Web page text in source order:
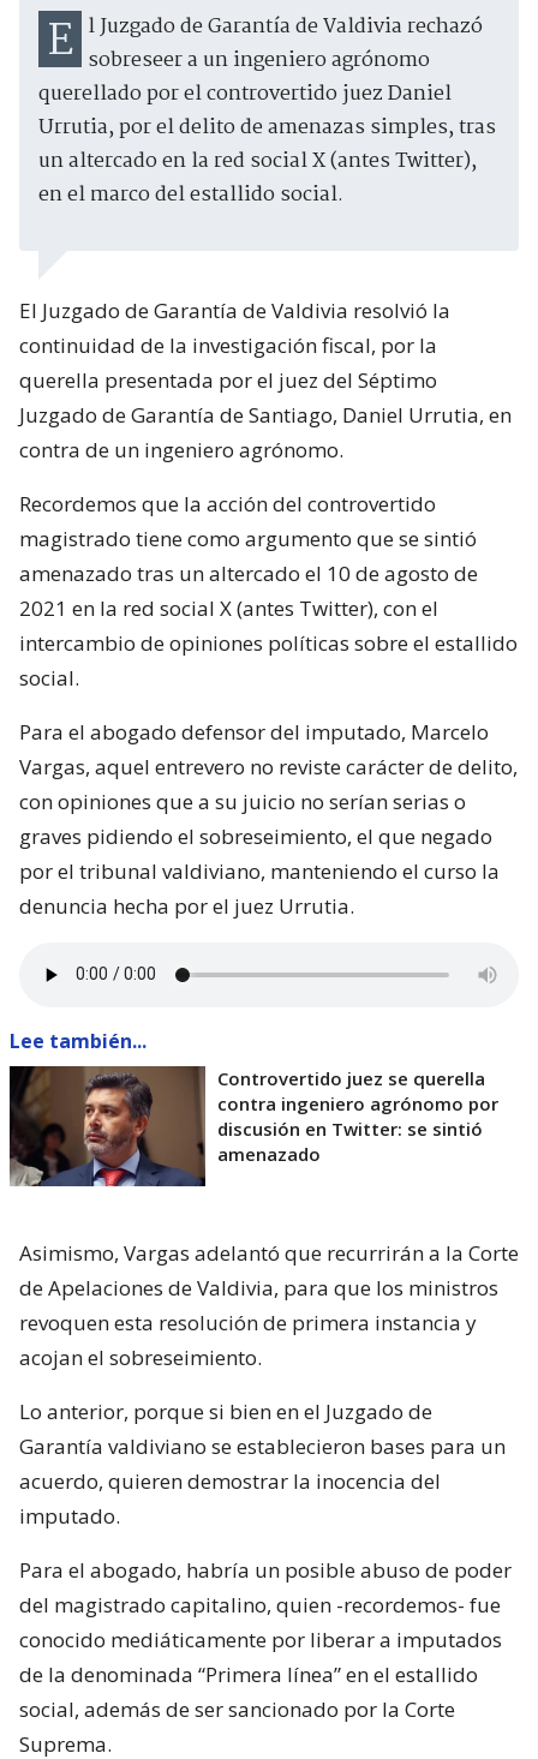
El Juzgado de Garantía de Valdivia rechazó sobreseer a un ingeniero agrónomo
querellado por el controvertido juez Daniel
Urrutia, por el delito de amenazas simples, tras
un altercado en la red social X (antes Twitter),
en el marco del estallido social.
El Juzgado de Garantía de Valdivia resolvió la
continuidad de la investigación fiscal, por la
querella presentada por el juez del Séptimo
Juzgado de Garantía de Santiago, Daniel Urrutia, en
contra de un ingeniero agrónomo.
Recordemos que la acción del controvertido
magistrado tiene como argumento que se sintió
amenazado tras un altercado el 10 de agosto de
2021 en la red social X (antes Twitter), con el
intercambio de opiniones políticas sobre el estallido
social.
Para el abogado defensor del imputado, Marcelo
Vargas, aquel entrevero no reviste carácter de delito,
con opiniones que a su juicio no serían serias o
graves pidiendo el sobreseimiento, el que negado
por el tribunal valdiviano, manteniendo el curso la
denuncia hecha por el juez Urrutia.
Lee también...
Controvertido juez se querella
contra ingeniero agrónomo por
discusión en Twitter: se sintió
amenazado
Asimismo, Vargas adelantó que recurrirán a la Corte
de Apelaciones de Valdivia, para que los ministros
revoquen esta resolución de primera instancia y
acojan el sobreseimiento.
Lo anterior, porque si bien en el Juzgado de
Garantía valdiviano se establecieron bases para un
acuerdo, quieren demostrar la inocencia del
imputado.
Para el abogado, habría un posible abuso de poder
del magistrado capitalino, quien -recordemos- fue
conocido mediáticamente por liberar a imputados
de la denominada “Primera línea” en el estallido
social, además de ser sancionado por la Corte
Suprema.